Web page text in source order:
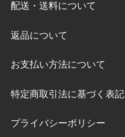
配送・送料について
返品について
お支払い方法について
特定商取引法に基づく表記
プライバシーポリシー